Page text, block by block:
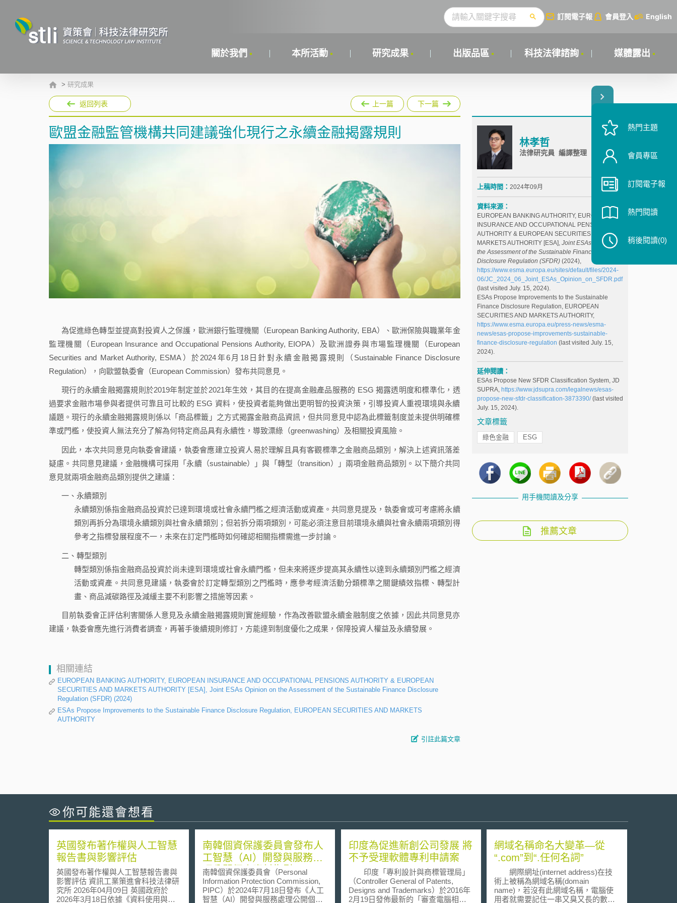
訂閱電子報 會員登入 English
關於我們 本所活動 研究成果 出版品區 科技法律諮詢 媒體露出
> 研究成果
返回列表 上一篇 下一篇
歐盟金融監管機構共同建議強化現行之永續金融揭露規則
為促進綠色轉型並提高對投資人之保護，歐洲銀行監理機關（European Banking Authority, EBA）、歐洲保險與職業年金
監理機關（European Insurance and Occupational Pensions Authority, EIOPA）及歐洲證券與市場監理機關（European
Securities and Market Authority, ESMA）於2024年6月18日針對永續金融揭露規則（Sustainable Finance Disclosure
Regulation），向歐盟執委會（European Commission）發布共同意見。
現行的永續金融揭露規則於2019年制定並於2021年生效，其目的在提高金融產品服務的 ESG 揭露透明度和標準化，透
過要求金融市場參與者提供可靠且可比較的 ESG 資料，使投資者能夠做出更明智的投資決策，引導投資人重視環境與永續
議題。現行的永續金融揭露規則係以「商品標籤」之方式揭露金融商品資訊，但共同意見中認為此標籤制度並未提供明確標
準或門檻，使投資人無法充分了解為何特定商品具有永續性，導致漂綠（greenwashing）及相關投資風險。
因此，本次共同意見向執委會建議，執委會應建立投資人易於理解且具有客觀標準之金融商品類別，解決上述資訊落差
疑慮。共同意見建議，金融機構可採用「永續（sustainable）」與「轉型（transition）」兩項金融商品類別。以下簡介共同
意見就兩項金融商品類別提供之建議：
一、永續類別
永續類別係指金融商品投資於已達到環境或社會永續門檻之經濟活動或資產。共同意見提及，執委會或可考慮將永續
類別再拆分為環境永續類別與社會永續類別；但若拆分兩項類別，可能必須注意目前環境永續與社會永續兩項類別得
參考之指標發展程度不一，未來在訂定門檻時如何確認相關指標需進一步討論。
二、轉型類別
轉型類別係指金融商品投資於尚未達到環境或社會永續門檻，但未來將逐步提高其永續性以達到永續類別門檻之經濟
活動或資產。共同意見建議，執委會於訂定轉型類別之門檻時，應參考經濟活動分類標準之關鍵績效指標、轉型計
畫、商品減碳路徑及減緩主要不利影響之措施等因素。
目前執委會正評估利害關係人意見及永續金融揭露規則實施經驗，作為改善歐盟永續金融制度之依據，因此共同意見亦
建議，執委會應先進行消費者調查，再著手後續規則修訂，方能達到制度優化之成果，保障投資人權益及永續發展。
相關連結
EUROPEAN BANKING AUTHORITY, EUROPEAN INSURANCE AND OCCUPATIONAL PENSIONS AUTHORITY & EUROPEAN
SECURITIES AND MARKETS AUTHORITY [ESA], Joint ESAs Opinion on the Assessment of the Sustainable Finance Disclosure
Regulation (SFDR) (2024)
ESAs Propose Improvements to the Sustainable Finance Disclosure Regulation, EUROPEAN SECURITIES AND MARKETS
AUTHORITY
引註此篇文章
林孝哲
法律研究員 編譯整理
上稿時間： 2024年09月
資料來源：
EUROPEAN BANKING AUTHORITY, EUROPEAN
INSURANCE AND OCCUPATIONAL PENSIONS
AUTHORITY & EUROPEAN SECURITIES AND
MARKETS AUTHORITY [ESA], Joint ESAs Opinion on
the Assessment of the Sustainable Finance
Disclosure Regulation (SFDR)(2024),
https://www.esma.europa.eu/sites/default/files/2024-
06/JC_2024_06_Joint_ESAs_Opinion_on_SFDR.pdf
(last visited July. 15, 2024).
ESAs Propose Improvements to the Sustainable
Finance Disclosure Regulation, EUROPEAN
SECURITIES AND MARKETS AUTHORITY,
https://www.esma.europa.eu/press-news/esma-
news/esas-propose-improvements-sustainable-
finance-disclosure-regulation (last visited July. 15,
2024).
延伸閱讀：
ESAs Propose New SFDR Classification System, JD
SUPRA, https://www.jdsupra.com/legalnews/esas-
propose-new-sfdr-classification-3873390/(last visited
July. 15, 2024).
文章標籤
綠色金融 ESG
用手機閱讀及分享
推薦文章
你可能還會想看
英國發布著作權與人工智慧
報告書與影響評估
英國發布著作權與人工智慧報告書與
影響評估 資訊工業策進會科技法律研
究所 2026年04月09日 英國政府於
2026年3月18日依據《資料使用與存
南韓個資保護委員會發布人
工智慧（AI）開發與服務處
理公開個人資料指引
南韓個資保護委員會（Personal
Information Protection Commission,
PIPC）於2024年7月18日發布《人工
智慧（AI）開發與服務處理公開個人
印度為促進新創公司發展 將
不予受理軟體專利申請案
印度「專利設計與商標管理局」
（Controller General of Patents,
Designs and Trademarks）於2016年
2月19日發佈最新的「審查電腦相關
網域名稱命名大變革—從
“.com”到“.任何名詞”
網際網址(internet address)在技
術上被稱為網域名稱(domain
name)，若沒有此網域名稱，電腦使
用者就需要記住一串又臭又長的數
熱門主題
會員專區
訂閱電子報
熱門閱讀
稍後閱讀(0)